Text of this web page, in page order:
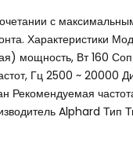
с
Характеристики
мощность, Вт 160
Гц 2500 ~ 20000
Alphard Тип